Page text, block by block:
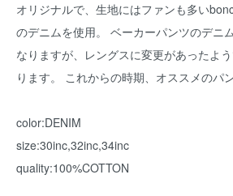
オリジナルで、生地にはファンも多い
のデニムを使用。 ベーカーパンツのデニ
なりますが、レングスに変更があったよ
ります。 これからの時期、オススメのパン
color:DENIM
size:30inc,32inc,34inc
quality:100%COTTON